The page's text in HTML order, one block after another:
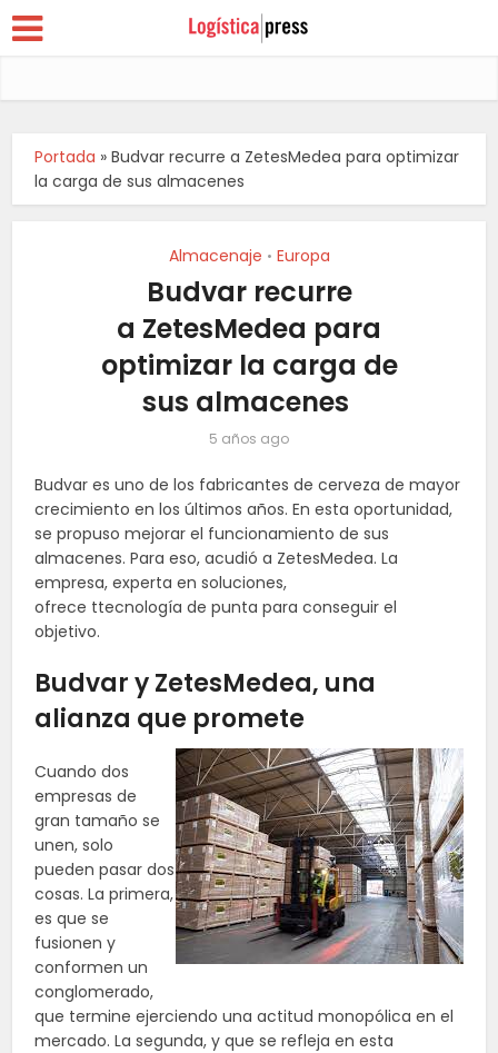
Portada »Budvar recurre a ZetesMedea para optimizar
la carga de sus almacenes
Almacenaje • Europa
Budvar recurre
a ZetesMedea para
optimizar la carga de
sus almacenes
5 años ago
Budvar es uno de los fabricantes de cerveza de mayor
crecimiento en los últimos años. En esta oportunidad,
se propuso mejorar el funcionamiento de sus
almacenes. Para eso, acudió a ZetesMedea. La
empresa, experta en soluciones,
ofrece ttecnología de punta para conseguir el
objetivo.
Budvar y ZetesMedea, una
alianza que promete
Cuando dos
empresas de
gran tamaño se
unen, solo
pueden pasar dos
cosas. La primera,
es que se
fusionen y
conformen un
conglomerado,
que termine ejerciendo una actitud monopólica en el
mercado. La segunda, y que se refleja en esta